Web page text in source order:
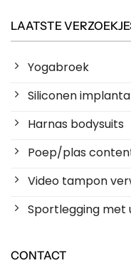
LAATSTE
Yogabroek
Siliconen
Harnas bodysuits
Poep/plas
Video tampon
Sportlegging met
CONTACT